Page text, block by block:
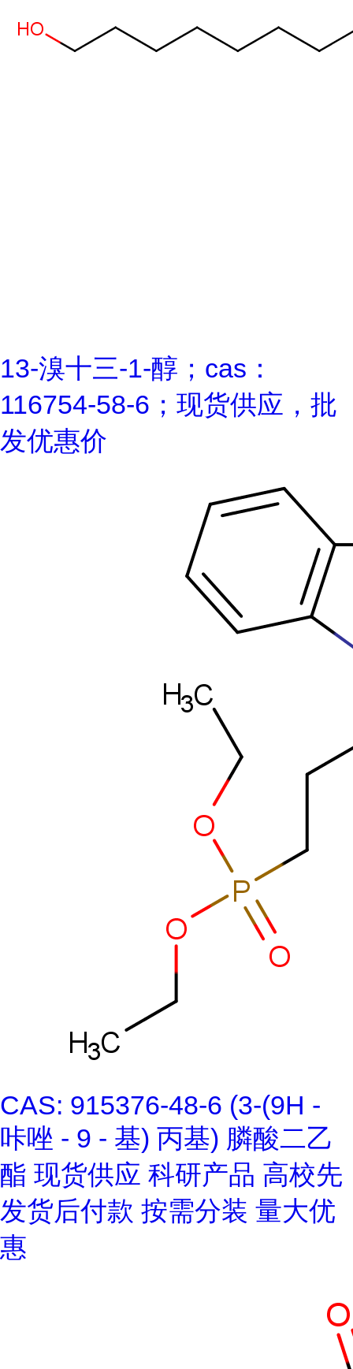
13-溴十三-1-醇；cas：
116754-58-6；现货供应，批
发优惠价
CAS: 915376-48-6 (3-(9H -
咔唑 - 9 - 基) 丙基) 膦酸二乙
酯 现货供应 科研产品 高校先
发货后付款 按需分装 量大优
惠